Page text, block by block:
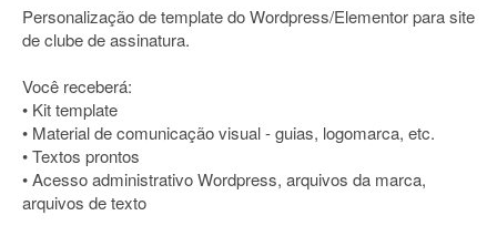
Personalização de template do Wordpress/Elementor para site
de clube de assinatura.
Você receberá:
• Kit template
• Material de comunicação visual - guias, logomarca, etc.
• Textos prontos
• Acesso administrativo Wordpress, arquivos da marca,
arquivos de texto